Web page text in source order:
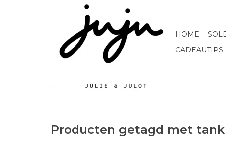
HOME
CADEAUTIPS
Producten getagd met